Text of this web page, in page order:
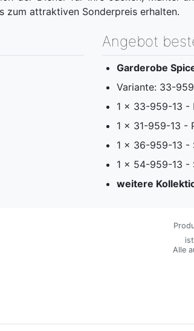
zum attraktiven Sonderpreis erhalten.
Angebot
Garderobe
Variante: 33-
1 x 33-959-13 -
1 x 31-959-13 -
1 x 36-959-13 -
1 x 54-959-13 -
weitere
Alle